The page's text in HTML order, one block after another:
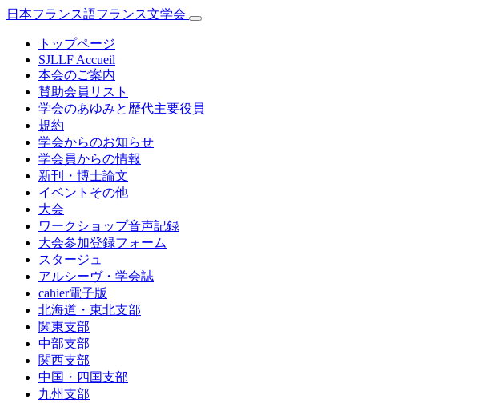
日本フランス語フランス文学会
トップページ
SJLLF Accueil
本会のご案内
賛助会員リスト
学会のあゆみと歴代主要役員
規約
学会からのお知らせ
学会員からの情報
新刊・博士論文
イベントその他
大会
ワークショップ音声記録
大会参加登録フォーム
スタージュ
アルシーヴ・学会誌
cahier電子版
北海道・東北支部
関東支部
中部支部
関西支部
中国・四国支部
九州支部